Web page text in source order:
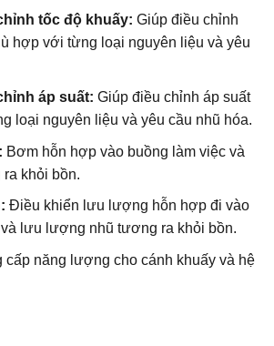
tốc độ khuấy: Giúp điều chỉnh
hợp với từng loại nguyên liệu và yêu
áp suất: Giúp điều chỉnh áp suất
loại nguyên liệu và yêu cầu nhũ hóa.
Bơm hỗn hợp vào buồng làm việc và
khỏi bồn.
Điều khiển lưu lượng hỗn hợp đi vào
lưu lượng nhũ tương ra khỏi bồn.
cấp năng lượng cho cánh khuấy và hệ